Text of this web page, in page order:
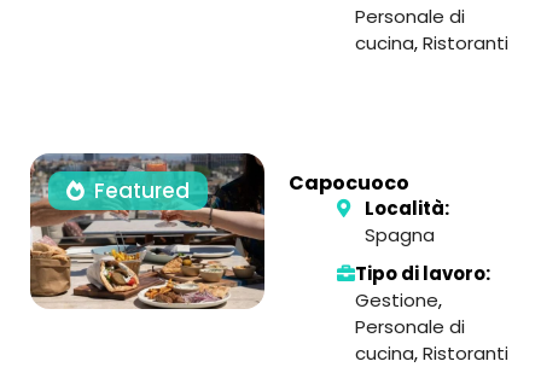
Personale di
cucina,Ristoranti
Featured Capocuoco
Località:
Spagna
Tipo di lavoro:
Gestione,
Personale di
cucina,Ristoranti